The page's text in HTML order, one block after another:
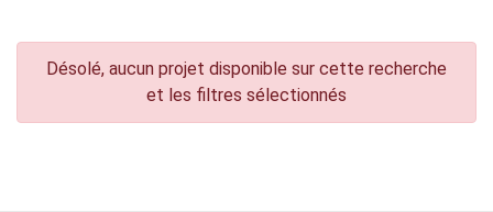
Désolé, aucun projet disponible sur cette recherche
et les filtres sélectionnés